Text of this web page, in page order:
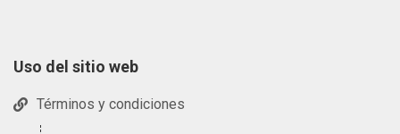
Uso del sitio web
Términos y condiciones